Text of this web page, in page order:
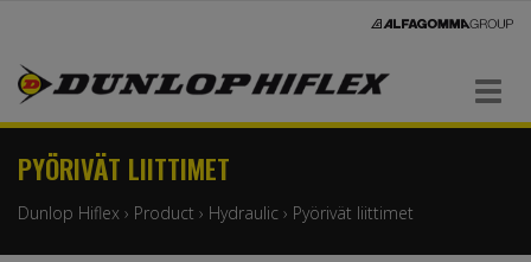
Navigaatio
PYÖRIVÄT LIITTIMET
Dunlop Hiflex › Product › Hydraulic › Pyörivät liittimet